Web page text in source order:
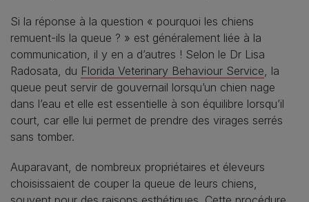
Si la réponse à la question « pourquoi les chiens
remuent-ils la queue ? » est généralement liée à la
communication, il y en a d’autres ! Selon le Dr Lisa
Radosata, du Florida Veterinary Behaviour Service , la
queue peut servir de gouvernail lorsqu’un chien nage
dans l’eau et elle est essentielle à son équilibre lorsqu’il
court, car elle lui permet de prendre des virages serrés
sans tomber.
Auparavant, de nombreux propriétaires et éleveurs
choisissaient de couper la queue de leurs chiens,